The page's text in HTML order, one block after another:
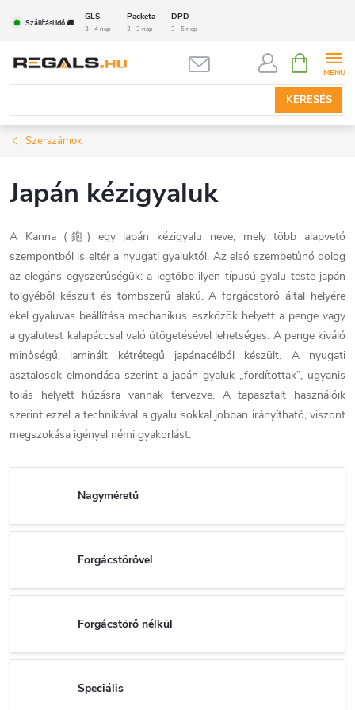
tartalomhoz
Szállítási idő 🚚
GLS Packeta DPD
3 - 4 nap 2 - 3 nap 3 - 5 nap
KERESÉS
KOSÁR
Szerszámok
Japán kézigyaluk
A Kanna (鉋) egy japán kézigyalu neve, mely több alapvető
szempontból is eltér a nyugati gyaluktól. Az első szembetűnő dolog
az elegáns egyszerűségük: a legtöbb ilyen típusú gyalu teste japán
tölgyéből készült és tömbszerű alakú. A forgácstörő által helyére
ékel gyaluvas beállítása mechanikus eszközök helyett a penge vagy
a gyalutest kalapáccsal való ütögetésével lehetséges. A penge kiváló
minőségű, laminált kétrétegű japánacélból készült. A nyugati
asztalosok elmondása szerint a japán gyaluk „fordítottak”, ugyanis
tolás helyett húzásra vannak tervezve. A tapasztalt használóik
szerint ezzel a technikával a gyalu sokkal jobban irányítható, viszont
megszokása igényel némi gyakorlást.
Nagyméretű
Forgácstörővel
Forgácstörő nélkül
Speciális